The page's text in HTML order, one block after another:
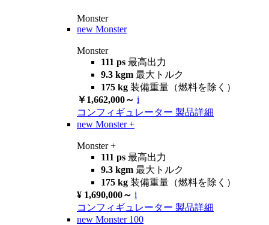
Monster
new Monster
Monster
111 ps 最高出力
9.3 kgm 最大トルク
175 kg 装備重量（燃料を除く）
￥1,662,000～ i
コンフィギュレーター 製品詳細
new Monster +
Monster +
111 ps 最高出力
9.3 kgm 最大トルク
175 kg 装備重量（燃料を除く）
¥ 1,690,000～ i
コンフィギュレーター 製品詳細
new Monster 100